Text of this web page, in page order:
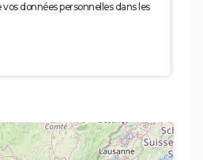
données personnelles dans les